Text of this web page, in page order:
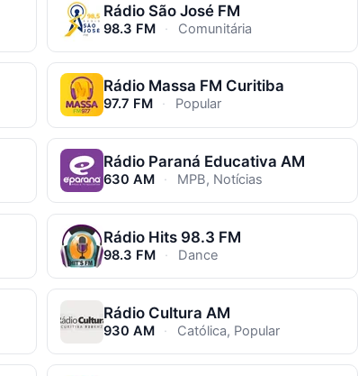
Rádio São José FM
98.3 FM · Comunitária
Rádio Massa FM Curitiba
97.7 FM · Popular
Rádio Paraná Educativa AM
630 AM · MPB, Notícias
Rádio Hits 98.3 FM
98.3 FM · Dance
Rádio Cultura AM
930 AM · Católica, Popular